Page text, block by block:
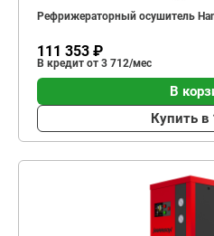
Рефрижераторный осушитель
111 353 ₽
В кредит от 3 712/мес
В
Купить в